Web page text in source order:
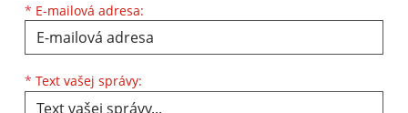
* E-mailová adresa:
* Text vašej správy: